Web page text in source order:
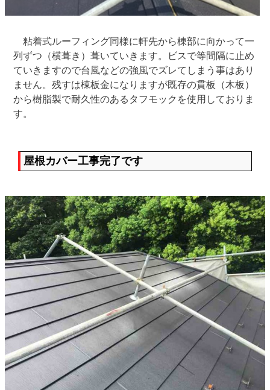
粘着式ルーフィング同様に軒先から棟部に向かって一
列ずつ（横葺き）葺いていきます。ビスで等間隔に止め
ていきますので台風などの強風でズレてしまう事はあり
ません。残すは棟板金になりますが既存の貫板（木板）
から樹脂製で耐久性のあるタフモックを使用しておりま
す。
屋根カバー工事完了です